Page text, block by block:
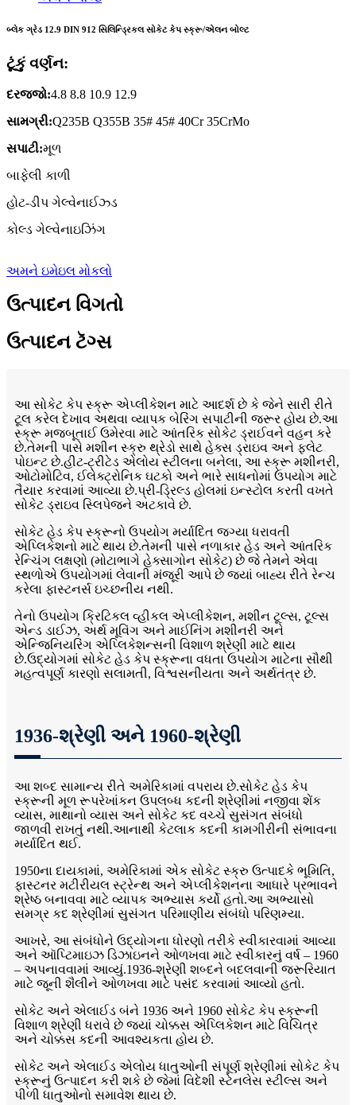
બ્લેક ગ્રેડ 12.9 DIN 912 સિલિન્ડ્રિકલ સોકેટ કેપ સ્ક્રૂ/એલન બોલ્ટ
ટૂંકું વર્ણન:
દરજ્જો:4.8 8.8 10.9 12.9
સામગ્રી:Q235B Q355B 35# 45# 40Cr 35CrMo
સપાટી:મૂળ
બાફેલી કાળી
હોટ-ડીપ ગેલ્વેનાઈઝ્ડ
કોલ્ડ ગેલ્વેનાઇઝિંગ
અમને ઇમેઇલ મોકલો
ઉત્પાદન વિગતો
ઉત્પાદન ટૅગ્સ
આ સોકેટ કેપ સ્ક્રૂ એપ્લીકેશન માટે આદર્શ છે કે જેને સારી રીતે
ટૂલ કરેલ દેખાવ અથવા વ્યાપક બેરિંગ સપાટીની જરૂર હોય છે.આ
સ્ક્રૂ મજબૂતાઈ ઉમેરવા માટે આંતરિક સોકેટ ડ્રાઈવને વહન કરે
છે.તેમની પાસે મશીન સ્ક્રુ થ્રેડો સાથે હેક્સ ડ્રાઇવ અને ફ્લેટ
પોઇન્ટ છે.હીટ-ટ્રીટેડ એલોય સ્ટીલના બનેલા, આ સ્ક્રૂ મશીનરી,
ઓટોમોટિવ, ઈલેક્ટ્રોનિક ઘટકો અને ભારે સાધનોમાં ઉપયોગ માટે
તૈયાર કરવામાં આવ્યા છે.પ્રી-ડ્રિલ્ડ હોલમાં ઇન્સ્ટોલ કરતી વખતે
સોકેટ ડ્રાઇવ સ્લિપેજને અટકાવે છે.
સોકેટ હેડ કેપ સ્ક્રૂનો ઉપયોગ મર્યાદિત જગ્યા ધરાવતી
એપ્લિકેશનો માટે થાય છે.તેમની પાસે નળાકાર હેડ અને આંતરિક
રેન્ચિંગ લક્ષણો (મોટાભાગે હેક્સાગોન સોકેટ) છે જે તેમને એવા
સ્થળોએ ઉપયોગમાં લેવાની મંજૂરી આપે છે જ્યાં બાહ્ય રીતે રેન્ચ
કરેલા ફાસ્ટનર્સ ઇચ્છનીય નથી.
તેનો ઉપયોગ ક્રિટિકલ વ્હીકલ એપ્લીકેશન, મશીન ટૂલ્સ, ટૂલ્સ
એન્ડ ડાઈઝ, અર્થ મૂવિંગ અને માઈનિંગ મશીનરી અને
એન્જિનિયરિંગ એપ્લિકેશન્સની વિશાળ શ્રેણી માટે થાય
છે.ઉદ્યોગમાં સોકેટ હેડ કેપ સ્ક્રૂના વધતા ઉપયોગ માટેના સૌથી
મહત્વપૂર્ણ કારણો સલામતી, વિશ્વસનીયતા અને અર્થતંત્ર છે.
1936-શ્રેણી અને 1960-શ્રેણી
આ શબ્દ સામાન્ય રીતે અમેરિકામાં વપરાય છે.સોકેટ હેડ કેપ
સ્ક્રૂની મૂળ રૂપરેખાંકન ઉપલબ્ધ કદની શ્રેણીમાં નજીવા શેંક
વ્યાસ, માથાનો વ્યાસ અને સોકેટ કદ વચ્ચે સુસંગત સંબંધો
જાળવી રાખતું નથી.આનાથી કેટલાક કદની કામગીરીની સંભાવના
મર્યાદિત થઈ.
1950ના દાયકામાં, અમેરિકામાં એક સોકેટ સ્ક્રુ ઉત્પાદકે ભૂમિતિ,
ફાસ્ટનર મટીરીયલ સ્ટ્રેન્થ અને એપ્લીકેશનના આધારે પ્રભાવને
શ્રેષ્ઠ બનાવવા માટે વ્યાપક અભ્યાસ કર્યો હતો.આ અભ્યાસો
સમગ્ર કદ શ્રેણીમાં સુસંગત પરિમાણીય સંબંધો પરિણમ્યા.
આખરે, આ સંબંધોને ઉદ્યોગના ધોરણો તરીકે સ્વીકારવામાં આવ્યા
અને ઑપ્ટિમાઇઝ ડિઝાઇનને ઓળખવા માટે સ્વીકારનું વર્ષ – 1960
– અપનાવવામાં આવ્યું.1936-શ્રેણી શબ્દને બદલવાની જરૂરિયાત
માટે જૂની શૈલીને ઓળખવા માટે પસંદ કરવામાં આવ્યો હતો.
સોકેટ અને એલાઈડ બંને 1936 અને 1960 સોકેટ કેપ સ્ક્રૂની
વિશાળ શ્રેણી ધરાવે છે જ્યાં ચોક્કસ એપ્લિકેશન માટે વિચિત્ર
અને ચોક્કસ કદની આવશ્યકતા હોય છે.
સોકેટ અને એલાઈડ એલોય ધાતુઓની સંપૂર્ણ શ્રેણીમાં સોકેટ કેપ
સ્ક્રૂનું ઉત્પાદન કરી શકે છે જેમાં વિદેશી સ્ટેનલેસ સ્ટીલ્સ અને
પીળી ધાતુઓનો સમાવેશ થાય છે.